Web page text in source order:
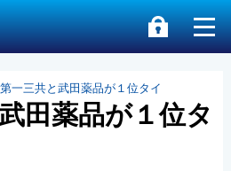
第一三共と武田薬品が１位タイ
田薬品が１位タ